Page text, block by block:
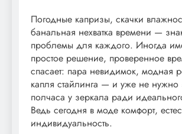
Погодные капризы, скачки
банальная нехватка времени —
проблемы для каждого. Иногда
простое решение, проверенное
спасает: пара невидимок, модная
капля стайлинга — и уже не нужно
полчаса у зеркала ради
Ведь сегодня в моде комфорт,
индивидуальность.